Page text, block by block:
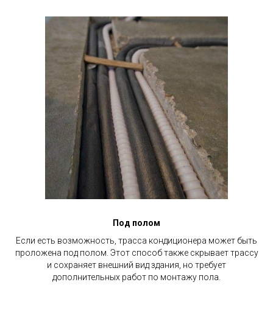
Под полом
Если есть возможность, трасса кондиционера может быть
проложена под полом. Этот способ также скрывает трассу
и сохраняет внешний вид здания, но требует
дополнительных работ по монтажу пола.